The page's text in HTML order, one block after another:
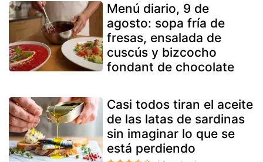
Menú diario, 9 de
agosto: sopa fría de
fresas, ensalada de
cuscús y bizcocho
fondant de chocolate
Casi todos tiran el aceite
de las latas de sardinas
sin imaginar lo que se
está perdiendo